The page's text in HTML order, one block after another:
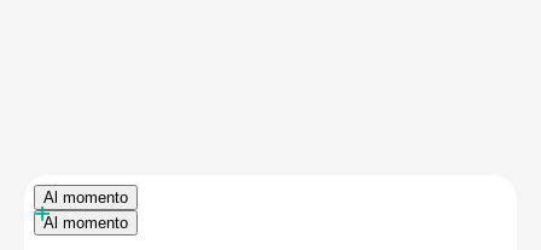
Al momento
Al momento
+